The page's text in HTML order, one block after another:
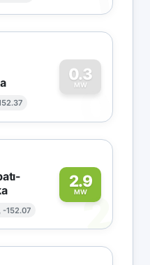
0.3
MW
0
-152.07
2.9
MW2